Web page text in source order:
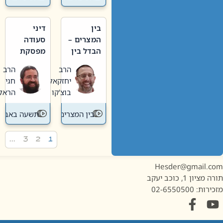
בין
המצרים –
הבדל בין
חדשה
לישנה
הרב
יחזקאל
בוצ'קו
בין המצרים
דיני
סעודה
מפסקת
תשעה
באב
הרב
חגי
הראל
תשעה באב
1, כוכב יעקב
02-6550500